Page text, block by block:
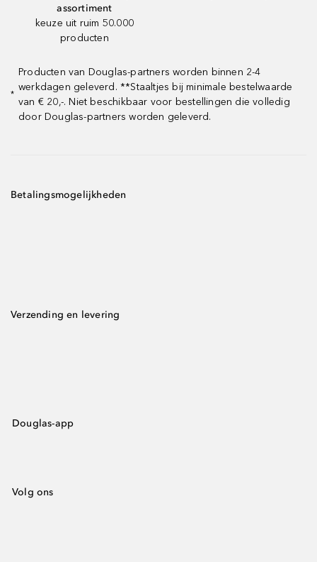
assortiment
keuze uit ruim 50.000
producten
*
Producten van Douglas-partners worden binnen 2-4
werkdagen geleverd. **Staaltjes bij minimale bestelwaarde
van € 20,-. Niet beschikbaar voor bestellingen die volledig
door Douglas-partners worden geleverd.
Betalingsmogelijkheden
Verzending en levering
Douglas-app
Volg ons